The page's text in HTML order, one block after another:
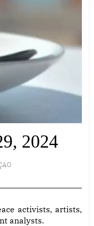
2024
activists, artists,
analysts.